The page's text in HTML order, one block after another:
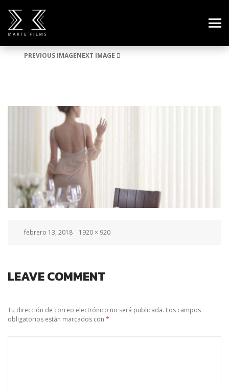
PREVIOUS IMAGENEXT IMAGE
Posted
febrero 13, 2018
Full
1920 × 920
LEAVE COMMENT
Tu dirección de correo electrónico no será publicada. Los campos
obligatorios están marcados con *